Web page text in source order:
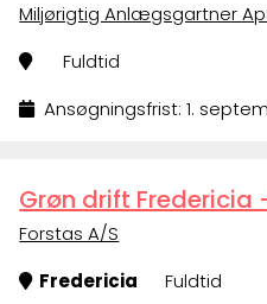
Miljørigtig Anlægsgartner
Fuldtid
Ansøgningsfrist: 1.
Grøn drift
Forstas A/S
Fredericia
Fuldtid